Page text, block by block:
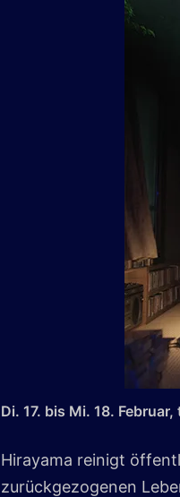
Di. 17. bis Mi. 18.
Hirayama reinigt
zurückgezogenen